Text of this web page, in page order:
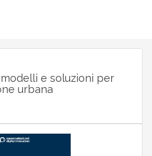
e soluzioni per
urbana